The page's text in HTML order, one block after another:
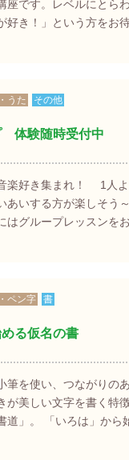
座です。レベルにとら
好き！」という方をお
うた その他
体験随時受付中
楽好き集まれ！ 1人よ
あいする方が楽しそう
はグループレッスンを
ペン字 書
る仮名の書
筆を使い、つながりの
が美しい文字を書く特
道」。 「いろは」から